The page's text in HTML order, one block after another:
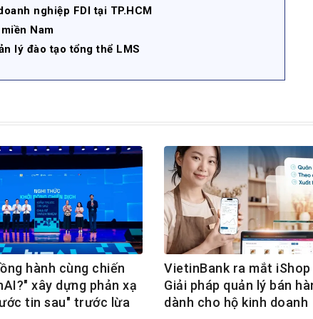
nghiệp FDI tại TP.HCM
Nam
lý đào tạo tổng thể LMS
hành cùng chiến
xây dựng phản xạ
tin sau" trước lừa
VietinBank ra mắt
Giải pháp quản lý bán
dành cho hộ kinh doanh